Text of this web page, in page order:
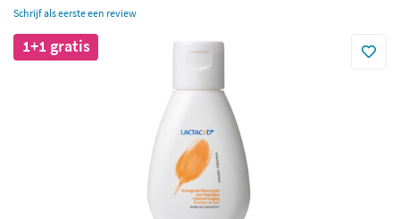
Schrijf als eerste een review
1+1 gratis